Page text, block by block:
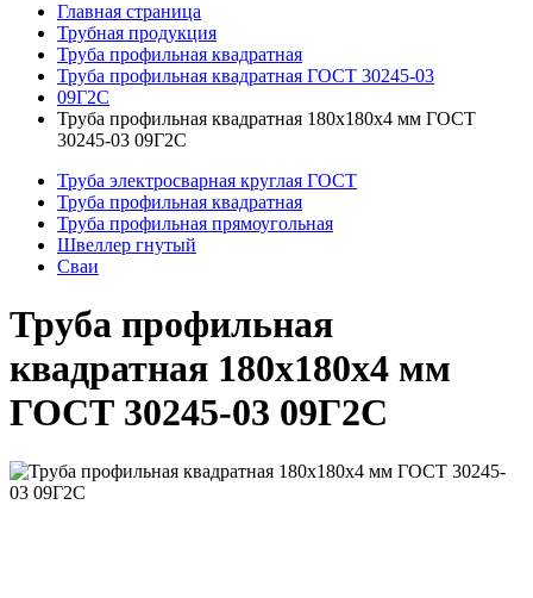
Главная страница
Трубная продукция
Труба профильная квадратная
Труба профильная квадратная ГОСТ 30245-03
09Г2С
Труба профильная квадратная 180x180x4 мм ГОСТ
30245-03 09Г2С
Труба электросварная круглая ГОСТ
Труба профильная квадратная
Труба профильная прямоугольная
Швеллер гнутый
Сваи
Труба профильная
квадратная 180x180x4 мм
ГОСТ 30245-03 09Г2С